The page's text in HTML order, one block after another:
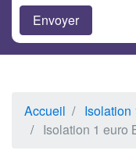
Accueil
Isolation
Isolation 1 euro